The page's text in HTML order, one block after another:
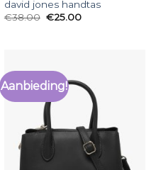
david jones handtas
€38.00 €25.00
Aanbieding!